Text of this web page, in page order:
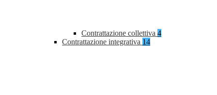
Contrattazione collettiva 4
Contrattazione integrativa 14